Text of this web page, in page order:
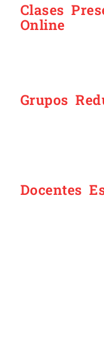
Clases
Online
Grupos
Docentes